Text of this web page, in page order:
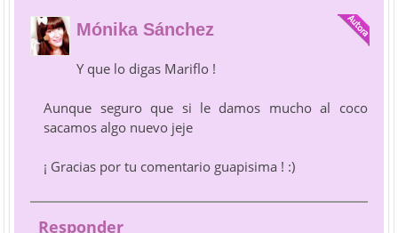
Mónika Sánchez
Y que lo digas Mariflo !
Aunque seguro que si le damos mucho al coco
sacamos algo nuevo jeje
¡ Gracias por tu comentario guapisima ! :)
Responder